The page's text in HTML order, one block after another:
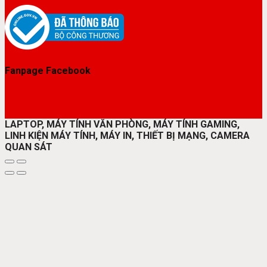
Fanpage Facebook
LAPTOP, MÁY TÍNH VĂN PHÒNG, MÁY TÍNH GAMING,
LINH KIỆN MÁY TÍNH, MÁY IN, THIẾT BỊ MẠNG, CAMERA
QUAN SÁT